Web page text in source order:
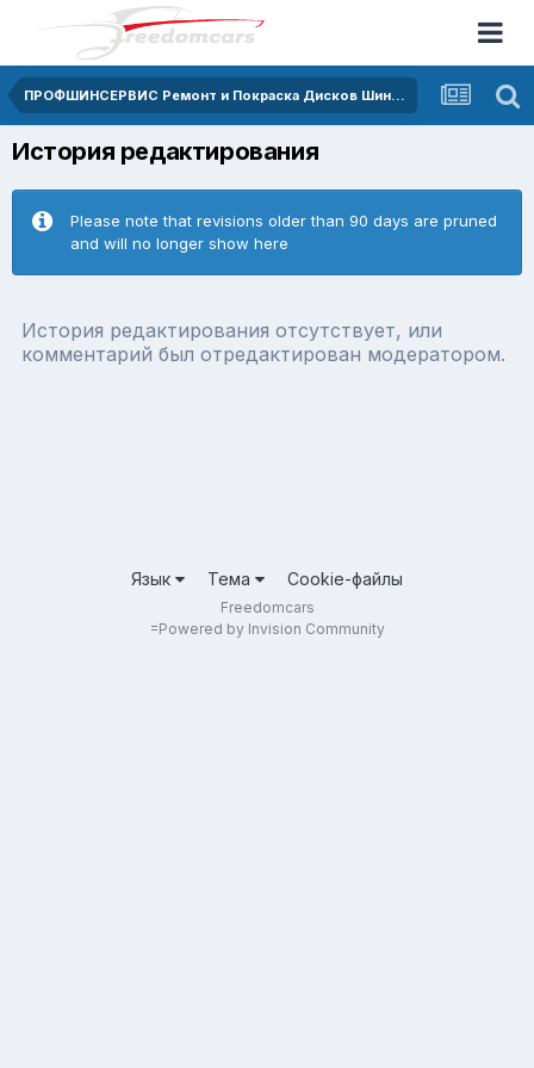
ПРОФШИНСЕРВИС Ремонт и Покраска Дисков Шиномонтаж СКИДКА 10%
История редактирования
Please note that revisions older than 90 days are pruned
and will no longer show here
История редактирования отсутствует, или
комментарий был отредактирован модератором.
Язык Тема Cookie-файлы
Freedomcars
=Powered by Invision Community